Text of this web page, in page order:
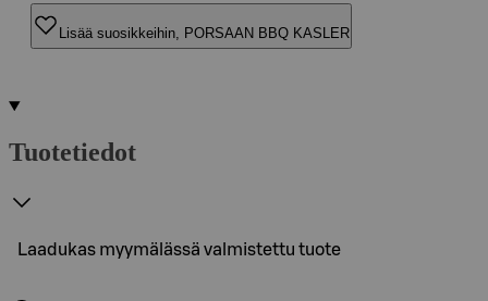
Lisää suosikkeihin, PORSAAN BBQ KASLER
Tuotetiedot
Laadukas myymälässä valmistettu tuote